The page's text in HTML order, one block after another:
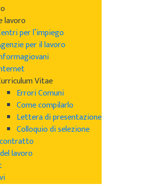
lavoro
per l’impiego
per il lavoro
Vitae
Errori Comuni
Come compilarlo
Lettera di presentazione
Colloquio di selezione
lavoro